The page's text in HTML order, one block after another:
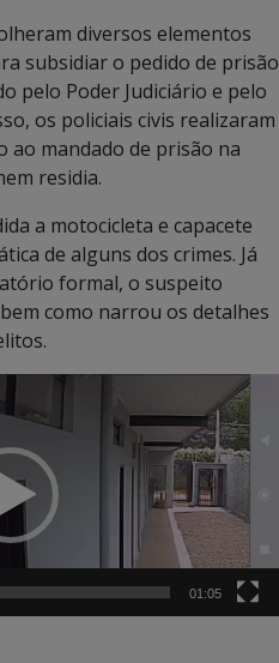
diversos elementos
subsidiar o pedido de prisão
pelo Poder Judiciário e pelo
os policiais civis realizaram
ao mandado de prisão na
residia.
a motocicleta e capacete
de alguns dos crimes. Já
formal, o suspeito
como narrou os detalhes
01:05